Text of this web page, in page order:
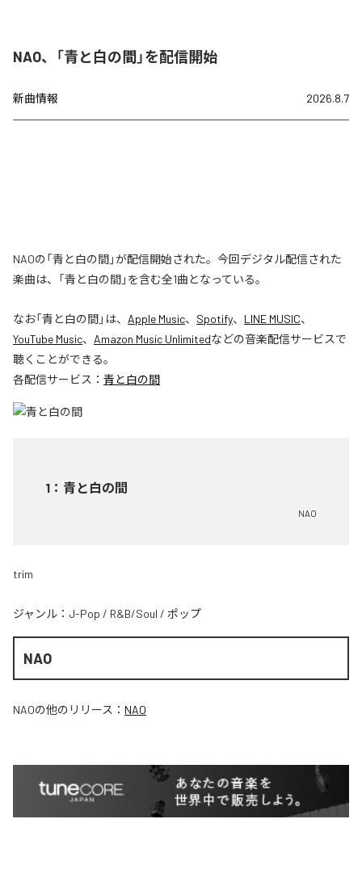
NAO、「青と白の間」を配信開始
新曲情報 2026.8.7
NAOの「青と白の間」が配信開始された。今回デジタル配信された
楽曲は、「青と白の間」を含む全1曲となっている。
なお「青と白の間」は、 Apple Music、 Spotify、 LINE MUSIC、
YouTube Music、 Amazon Music Unlimitedなどの音楽配信サービスで
聴くことができる。
各配信サービス： 青と白の間
1 ： 青と白の間
NAO
trim
ジャンル： J-Pop / R&B/Soul / ポップ
NAO
NAOの他のリリース： NAO